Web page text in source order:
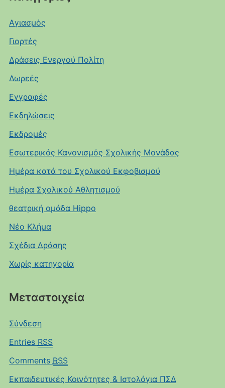
Αγιασμός
Γιορτές
Δράσεις Ενεργού Πολίτη
Δωρεές
Εγγραφές
Εκδηλώσεις
Εκδρομές
Εσωτερικός Κανονισμός Σχολικής Μονάδας
Ημέρα κατά του Σχολικού Εκφοβισμού
Ημέρα Σχολικού Αθλητισμού
θεατρική ομάδα Hippo
Νέο Κλήμα
Σχέδια Δράσης
Χωρίς κατηγορία
Μεταστοιχεία
Σύνδεση
Entries RSS
Comments RSS
Εκπαιδευτικές Κοινότητες & Ιστολόγια ΠΣΔ